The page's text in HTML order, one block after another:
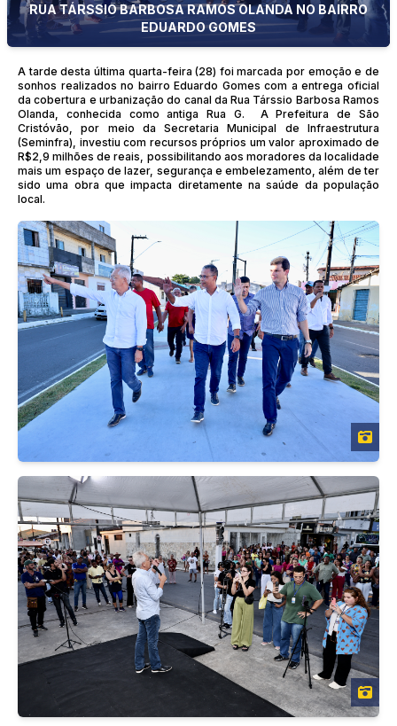
RUA TÁRSSIO BARBOSA RAMOS OLANDA NO BAIRRO
EDUARDO GOMES
A tarde desta última quarta-feira (28) foi marcada por emoção e de
sonhos realizados no bairro Eduardo Gomes com a entrega oficial
da cobertura e urbanização do canal da Rua Társsio Barbosa Ramos
Olanda, conhecida como antiga Rua G. A Prefeitura de São
Cristóvão, por meio da Secretaria Municipal de Infraestrutura
(Seminfra), investiu com recursos próprios um valor aproximado de
R$2,9 milhões de reais, possibilitando aos moradores da localidade
mais um espaço de lazer, segurança e embelezamento, além de ter
sido uma obra que impacta diretamente na saúde da população
local.